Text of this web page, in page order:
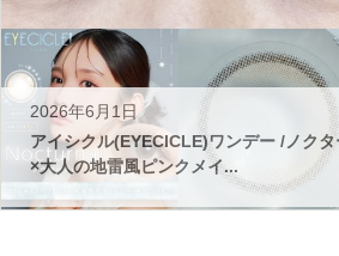
2026年6月1日
アイシクル(EYECICLE)ワンデー /ノク
×大人の地雷風ピンクメイ...